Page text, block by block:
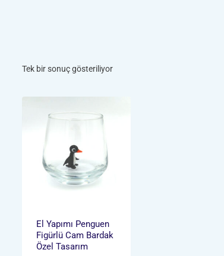
Tek bir sonuç gösteriliyor
El Yapımı Penguen
Figürlü Cam Bardak
Özel Tasarım